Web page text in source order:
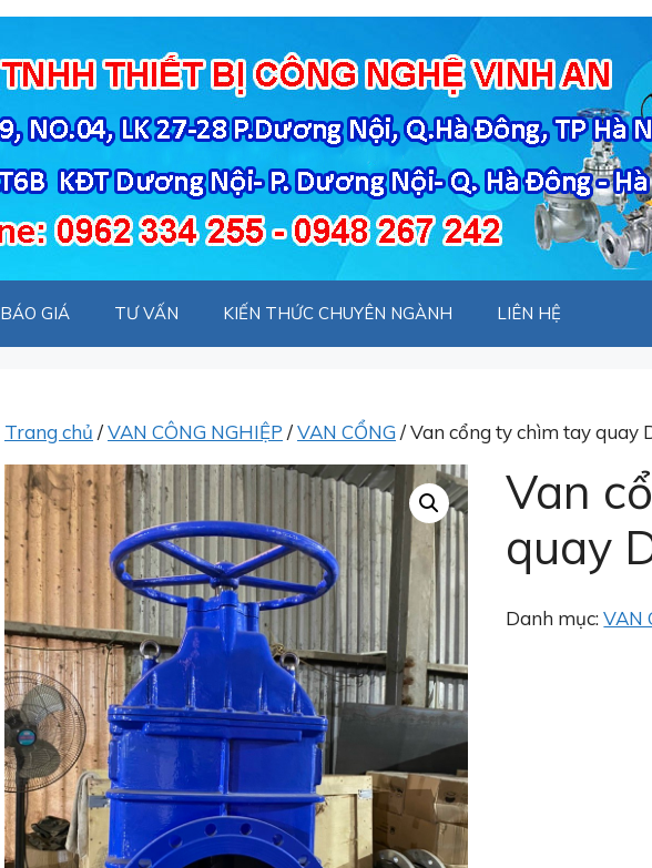
BÁO GIÁ TƯ VẤN KIẾN THỨC CHUYÊN NGÀNH LIÊN HỆ
Trang chủ /VAN CÔNG NGHIỆP /VAN CỔNG / Van cổng ty chìm tay quay
Van
quay
Danh mục:VAN